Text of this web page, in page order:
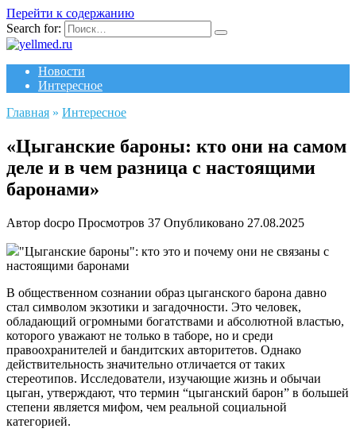
Перейти к содержанию
Search for:
Новости
Интересное
Главная » Интересное
«Цыганские бароны: кто они на самом
деле и в чем разница с настоящими
баронами»
Автор docpo Просмотров 37 Опубликовано 27.08.2025
"Цыганские бароны": кто это и почему они не связаны с
настоящими баронами
В общественном сознании образ цыганского барона давно
стал символом экзотики и загадочности. Это человек,
обладающий огромными богатствами и абсолютной властью,
которого уважают не только в таборе, но и среди
правоохранителей и бандитских авторитетов. Однако
действительность значительно отличается от таких
стереотипов. Исследователи, изучающие жизнь и обычаи
цыган, утверждают, что термин “цыганский барон” в большей
степени является мифом, чем реальной социальной
категорией.